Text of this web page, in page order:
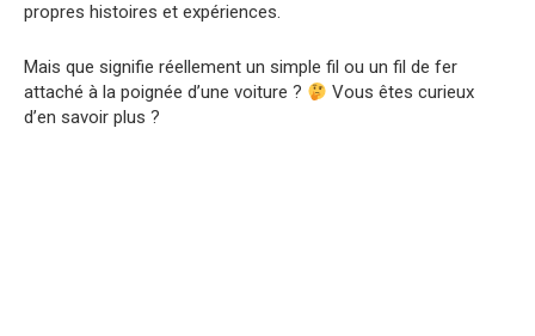
propres histoires et expériences.
Mais que signifie réellement un simple fil ou un fil de fer
attaché à la poignée d’une voiture ?
Vous êtes curieux
d’en savoir plus ?